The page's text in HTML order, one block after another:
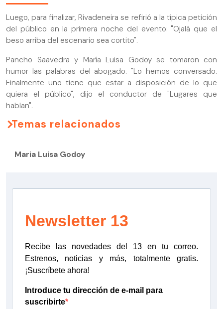
Luego, para finalizar, Rivadeneira se refirió a la típica petición
del público en la primera noche del evento: "Ojalá que el
beso arriba del escenario sea cortito".
Pancho Saavedra y María Luisa Godoy se tomaron con
humor las palabras del abogado. "Lo hemos conversado.
Finalmente uno tiene que estar a disposición de lo que
quiera el público", dijo el conductor de "Lugares que
hablan".
Temas relacionados
Maria Luisa Godoy
Newsletter 13
Recibe las novedades del 13 en tu correo.
Estrenos, noticias y más, totalmente gratis.
¡Suscríbete ahora!
Introduce tu dirección de e-mail para
suscribirte